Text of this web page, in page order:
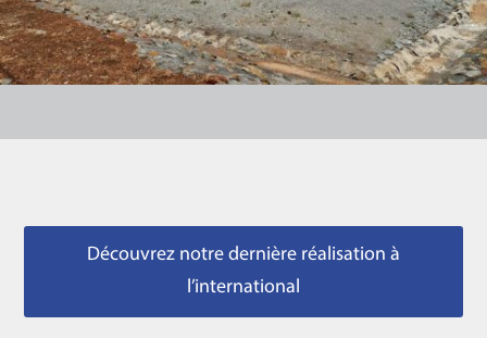
Découvrez notre dernière réalisation à
l’international